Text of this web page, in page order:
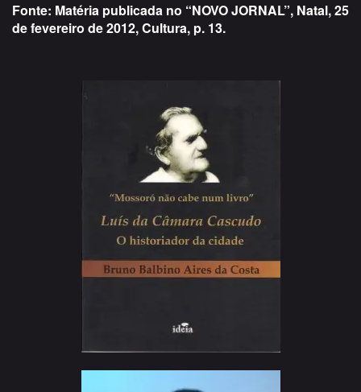
Fonte: Matéria publicada no “NOVO JORNAL”, Natal, 25
de fevereiro de 2012, Cultura, p. 13.